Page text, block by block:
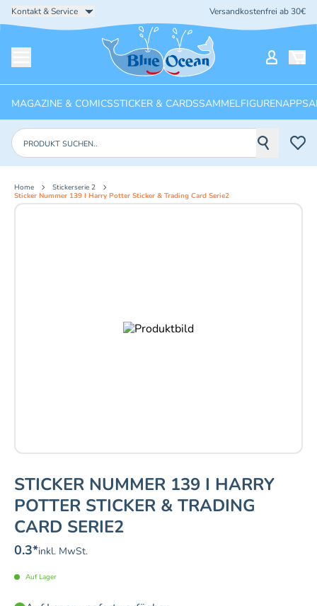
Kontakt & Service Versandkostenfrei ab 30€
Startseite
MAGAZINE & COMICSSTICKER & CARDSSAMMELFIGURENAPPS
Produkte suchen
Home
Stickerserie 2
Sticker Nummer 139 I Harry Potter Sticker & Trading Card Serie2
STICKER NUMMER 139 I HARRY
POTTER STICKER & TRADING
CARD SERIE2
0.3*inkl. MwSt.
Auf Lager